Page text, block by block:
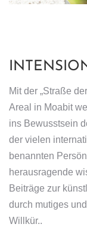
Mit der „Straße
Areal in Moabit
ins Bewusstsein
der vielen
benannten
herausragende
Beiträge zur
durch mutiges
Willkür..